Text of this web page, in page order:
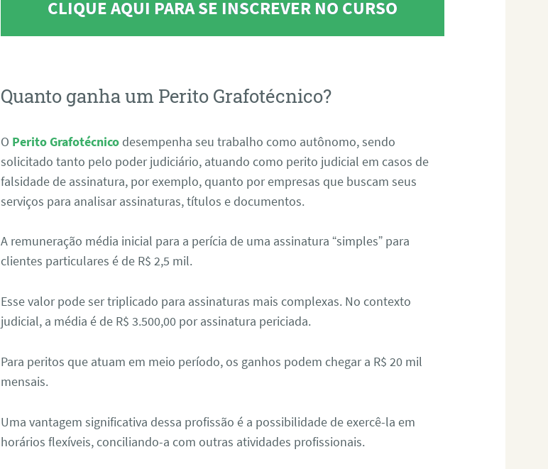
CLIQUE AQUI PARA SE INSCREVER NO CURSO
Quanto ganha um Perito Grafotécnico?
O Perito Grafotécnico desempenha seu trabalho como autônomo, sendo
solicitado tanto pelo poder judiciário, atuando como perito judicial em casos de
falsidade de assinatura, por exemplo, quanto por empresas que buscam seus
serviços para analisar assinaturas, títulos e documentos.
A remuneração média inicial para a perícia de uma assinatura “simples” para
clientes particulares é de R$ 2,5 mil.
Esse valor pode ser triplicado para assinaturas mais complexas. No contexto
judicial, a média é de R$ 3.500,00 por assinatura periciada.
Para peritos que atuam em meio período, os ganhos podem chegar a R$ 20 mil
mensais.
Uma vantagem significativa dessa profissão é a possibilidade de exercê-la em
horários flexíveis, conciliando-a com outras atividades profissionais.